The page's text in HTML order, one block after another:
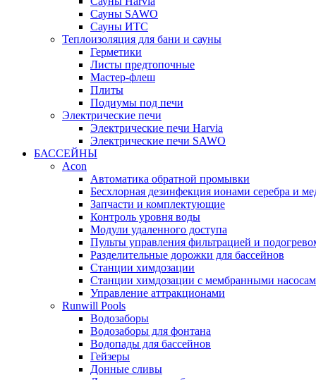
Сауны SAWO
Сауны ИТС
Теплоизоляция для бани и сауны
Герметики
Листы предтопочные
Мастер-флеш
Плиты
Подиумы под печи
Электрические печи
Электрические печи Harvia
Электрические печи SAWO
БАССЕЙНЫ
Acon
Автоматика обратной промывки
Беcхлорная дезинфекция ионами серебра и
Запчасти и комплектующие
Контроль уровня воды
Модули удаленного доступа
Пульты управления фильтрацией и
Разделительные дорожки для бассейнов
Станции химдозации
Станции химдозации с мембранными
Управление аттракционами
Runwill Pools
Водозаборы
Водозаборы для фонтана
Водопады для бассейнов
Гейзеры
Донные сливы